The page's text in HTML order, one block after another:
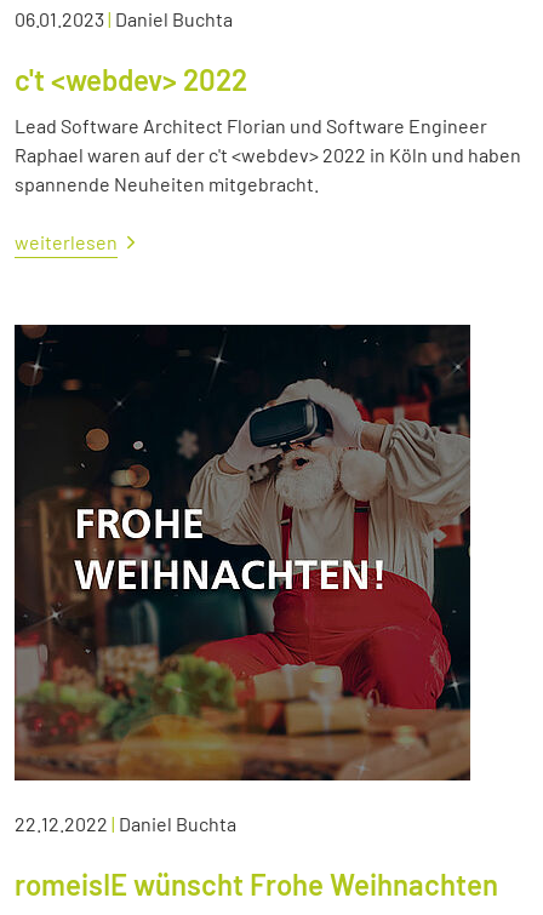
06.01.2023| Daniel Buchta
c't <webdev> 2022
Lead Software Architect Florian und Software Engineer
Raphael waren auf der c't <webdev> 2022 in Köln und haben
spannende Neuheiten mitgebracht.
weiterlesen
22.12.2022 | Daniel Buchta
romeisIE wünscht Frohe Weihnachten